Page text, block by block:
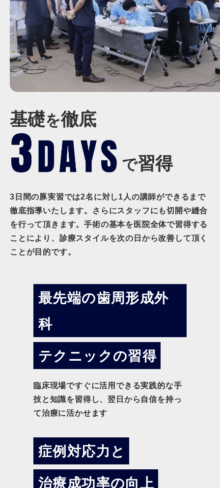
基礎を徹底
で習得
3日間の豚実習では2名に対し1人の講師ができるまで
徹底指導いたします。さらにスタッフにも切開や縫合
を行って頂きます。手術の基本を医院全体で習得する
ことにより、診療スタイルを次の日から改善して頂く
ことが目的です。
最先端の歯周形成外
科
テクニックの習得
臨床現場ですぐに活用できる実践的な手
技と知識を習得し、翌日から自信を持っ
て治療に活かせます
症例対応力と
治療成功率の向上